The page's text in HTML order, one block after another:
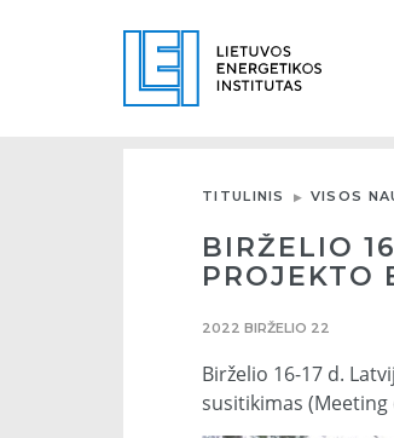
TITULINIS VISOS
BIRŽELIO
PROJEKTO
2022 BIRŽELIO 22
Birželio 16-17 d.
susitikimas